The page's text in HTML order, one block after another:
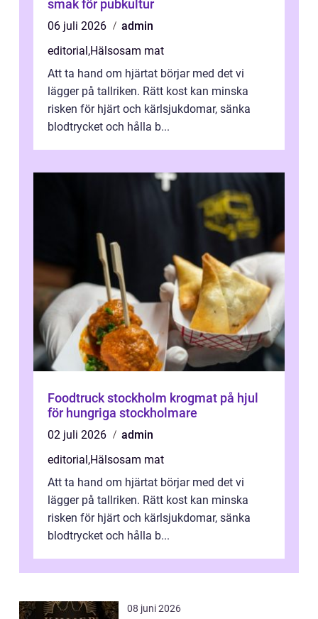
smak för pubkultur
06 juli 2026
admin
editorial,Hälsosam mat
Att ta hand om hjärtat börjar med det vi
lägger på tallriken. Rätt kost kan minska
risken för hjärt och kärlsjukdomar, sänka
blodtrycket och hålla b...
Foodtruck stockholm krogmat på hjul
för hungriga stockholmare
02 juli 2026
admin
editorial,Hälsosam mat
Att ta hand om hjärtat börjar med det vi
lägger på tallriken. Rätt kost kan minska
risken för hjärt och kärlsjukdomar, sänka
blodtrycket och hålla b...
08 juni 2026